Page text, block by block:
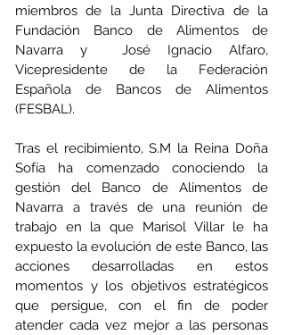
miembros de la Junta Directiva de la
Fundación Banco de Alimentos de
Navarra y  José Ignacio Alfaro,
Vicepresidente de la Federación
Española de Bancos de Alimentos
(FESBAL).
Tras el recibimiento, S.M la Reina Doña
Sofía ha comenzado conociendo la
gestión del Banco de Alimentos de
Navarra a través de una reunión de
trabajo en la que Marisol Villar le ha
expuesto la evolución de este Banco, las
acciones desarrolladas en estos
momentos y los objetivos estratégicos
que persigue, con el fin de poder
atender cada vez mejor a las personas